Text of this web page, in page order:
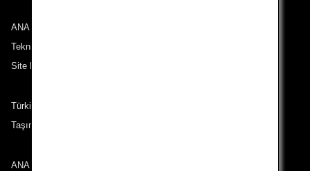
ANA ile iletişime geçin
Teknik Destek (Erişilebilirlik)
Site Haritası
Türkiye çıkışlı güzergahlardaki yolcular
Taşıma Koşulları
ANA Group